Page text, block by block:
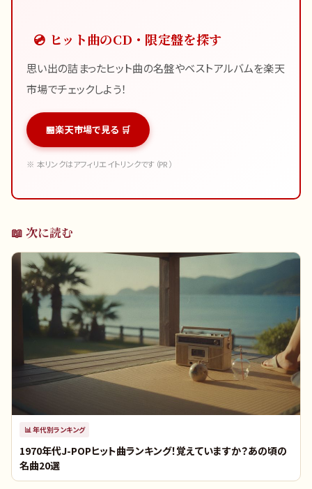
💿 ヒット曲のCD・限定盤を探す
思い出の詰まったヒット曲の名盤やベストアルバムを楽天
市場でチェックしよう！
楽天市場で見る 🛒
※ 本リンクはアフィリエイトリンクです（PR）
📖 次に読む
📊 年代別ランキング
1970年代J-POPヒット曲ランキング！覚えていますか？あの頃の
名曲20選